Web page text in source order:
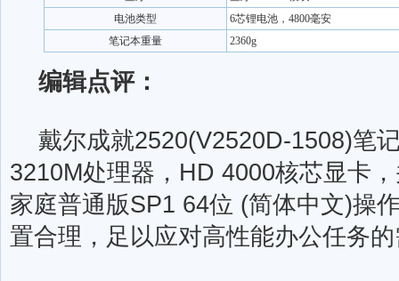
电池类型
6芯锂电池，4800毫安
笔记本重量
2360g
编辑点评：
戴尔成就2520(V2520D-1508)笔
3210M处理器，HD 4000核芯显卡
家庭普通版SP1 64位 (简体中文)操
置合理，足以应对高性能办公任务